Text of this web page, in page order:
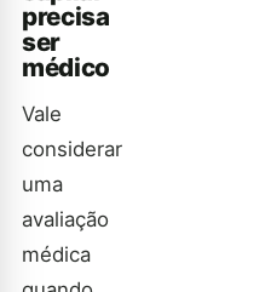
precisa
ser
médico
Vale
considerar
uma
avaliação
médica